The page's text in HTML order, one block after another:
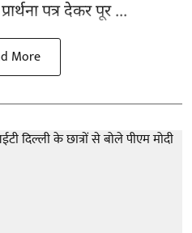
पत्र देकर पूर ...
More